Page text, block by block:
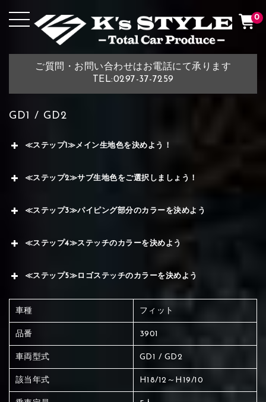
ご質問・お問い合わせはお電話にて承ります
TEL:0297-37-7259
0
GD1 / GD2
≪ステップ1≫メイン生地色を決めよう！
≪ステップ2≫サブ生地色をご選択しましょう！
≪ステップ3≫パイピング部分のカラーを決めよう
≪ステップ4≫ステッチのカラーを決めよう
≪ステップ5≫ロゴステッチのカラーを決めよう
車種 フィット
品番 3901
車両型式 GD1 / GD2
該当年式 H18/12～H19/10